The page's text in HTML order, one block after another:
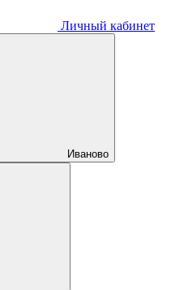
Личный кабинет
Иваново